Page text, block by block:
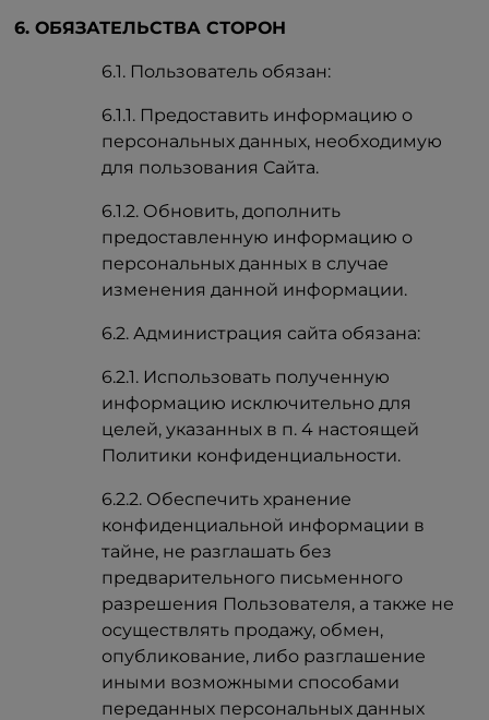
6. ОБЯЗАТЕЛЬСТВА СТОРОН
6.1. Пользователь обязан:
6.1.1. Предоставить информацию о
персональных данных, необходимую
для пользования Сайта.
6.1.2. Обновить, дополнить
предоставленную информацию о
персональных данных в случае
изменения данной информации.
6.2. Администрация сайта обязана:
6.2.1. Использовать полученную
информацию исключительно для
целей, указанных в п. 4 настоящей
Политики конфиденциальности.
6.2.2. Обеспечить хранение
конфиденциальной информации в
тайне, не разглашать без
предварительного письменного
разрешения Пользователя, а также не
осуществлять продажу, обмен,
опубликование, либо разглашение
иными возможными способами
переданных персональных данных